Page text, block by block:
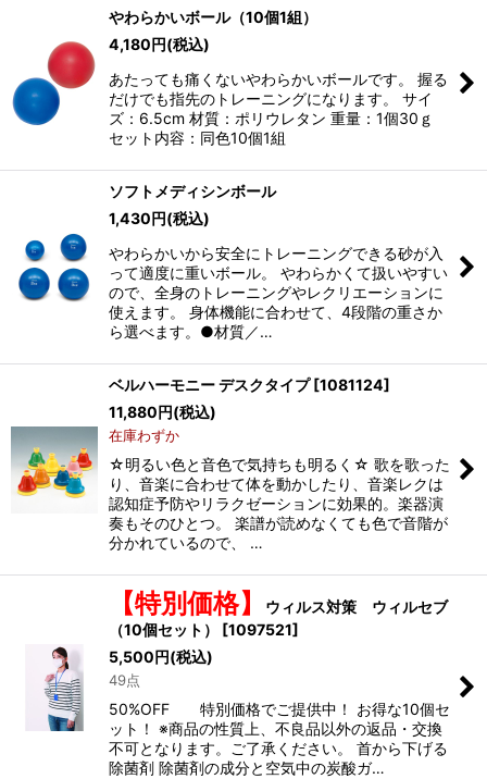
やわらかいボール（10個1組）
4,180円(税込)
あたっても痛くないやわらかいボールです。 握る
だけでも指先のトレーニングになります。 サイ
ズ：6.5cm 材質：ポリウレタン 重量：1個30ｇ
セット内容：同色10個1組
ソフトメディシンボール
1,430円(税込)
やわらかいから安全にトレーニングできる砂が入
って適度に重いボール。 やわらかくて扱いやすい
ので、全身のトレーニングやレクリエーションに
使えます。 身体機能に合わせて、4段階の重さか
ら選べます。●材質／…
ベルハーモニー デスクタイプ [1081124]
11,880円(税込)
在庫わずか
☆明るい色と音色で気持ちも明るく☆ 歌を歌った
り、音楽に合わせて体を動かしたり、音楽レクは
認知症予防やリラクゼーションに効果的。楽器演
奏もそのひとつ。 楽譜が読めなくても色で音階が
分かれているので、 …
【特別価格】
ウィルス対策 ウィルセブ
（10個セット）
[1097521]
5,500円(税込)
49点
50%OFF 特別価格でご提供中！ お得な10個セ
ット！ ※商品の性質上、不良品以外の返品・交換
不可となります。ご了承ください。 首から下げる
除菌剤 除菌剤の成分と空気中の炭酸ガ…